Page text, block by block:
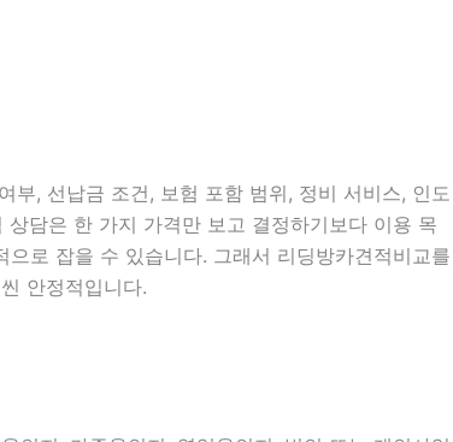
부, 선납금 조건, 보험 포함 범위, 정비 서비스, 인도
담은 한 가지 가격만 보고 결정하기보다 이용 목
로 잡을 수 있습니다. 그래서 리딩방카견적비교를
안정적입니다.